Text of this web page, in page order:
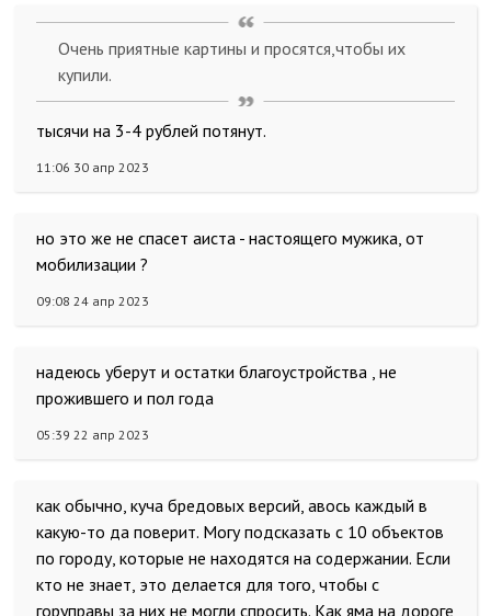
Очень приятные картины и просятся,чтобы их
купили.
тысячи на 3-4 рублей потянут.
11:06 30 апр 2023
но это же не спасет аиста - настоящего мужика, от
мобилизации ?
09:08 24 апр 2023
надеюсь уберут и остатки благоустройства , не
прожившего и пол года
05:39 22 апр 2023
как обычно, куча бредовых версий, авось каждый в
какую-то да поверит. Могу подсказать с 10 объектов
по городу, которые не находятся на содержании. Если
кто не знает, это делается для того, чтобы с
горуправы за них не могли спросить. Как яма на дороге